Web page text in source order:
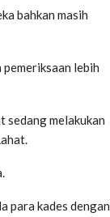
bahkan masih
lebih
sedang melakukan
para kades dengan